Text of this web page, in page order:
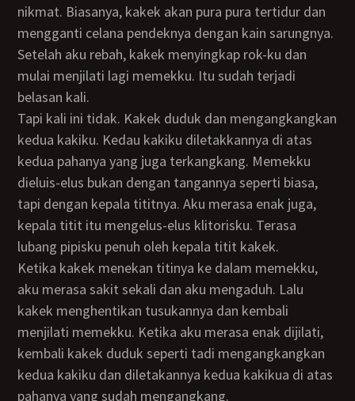
nikmat. Biasanya, kakek akan pura pura tertidur dan
mengganti celana pendeknya dengan kain sarungnya.
Setelah aku rebah, kakek menyingkap rok-ku dan
mulai menjilati lagi memekku. Itu sudah terjadi
belasan kali.
Tapi kali ini tidak. Kakek duduk dan mengangkangkan
kedua kakiku. Kedau kakiku diletakkannya di atas
kedua pahanya yang juga terkangkang. Memekku
dieluis-elus bukan dengan tangannya seperti biasa,
tapi dengan kepala tititnya. Aku merasa enak juga,
kepala titit itu mengelus-elus klitorisku. Terasa
lubang pipisku penuh oleh kepala titit kakek.
Ketika kakek menekan titinya ke dalam memekku,
aku merasa sakit sekali dan aku mengaduh. Lalu
kakek menghentikan tusukannya dan kembali
menjilati memekku. Ketika aku merasa enak dijilati,
kembali kakek duduk seperti tadi mengangkangkan
kedua kakiku dan diletakannya kedua kakikua di atas
pahanya yang sudah mengangkang.